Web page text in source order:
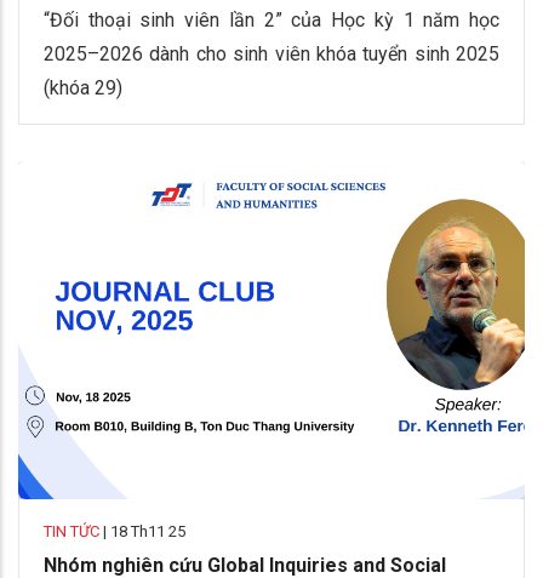
“Đối thoại sinh viên lần 2” của Học kỳ 1 năm học
2025–2026 dành cho sinh viên khóa tuyển sinh 2025
(khóa 29)
TIN TỨC | 18 Th11 25
Nhóm nghiên cứu Global Inquiries and Social